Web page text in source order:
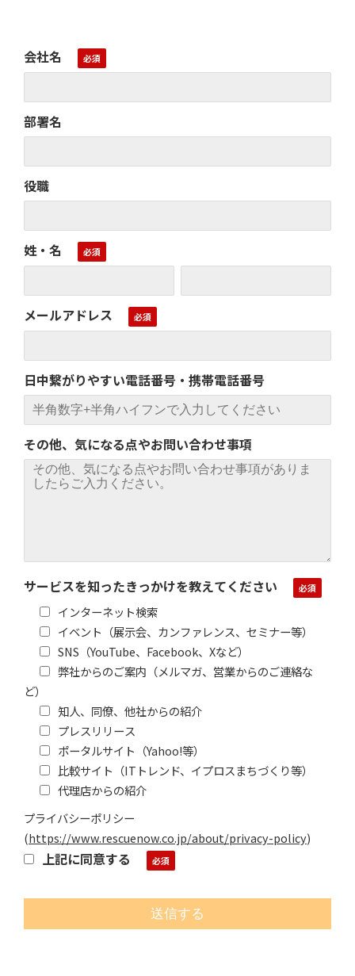
会社名
部署名
役職
姓・名
メールアドレス
日中繋がりやすい電話番号・携帯電話番号
その他、気になる点やお問い合わせ事項
サービスを知ったきっかけを教えてください
インターネット検索
イベント（展示会、カンファレンス、セミナー等）
SNS（YouTube、Facebook、Xなど）
弊社からのご案内（メルマガ、営業からのご連絡な
ど）
知人、同僚、他社からの紹介
プレスリリース
ポータルサイト（Yahoo!等）
比較サイト（ITトレンド、イプロスまちづくり等）
代理店からの紹介
プライバシーポリシー
(https://www.rescuenow.co.jp/about/privacy-policy)
上記に同意する